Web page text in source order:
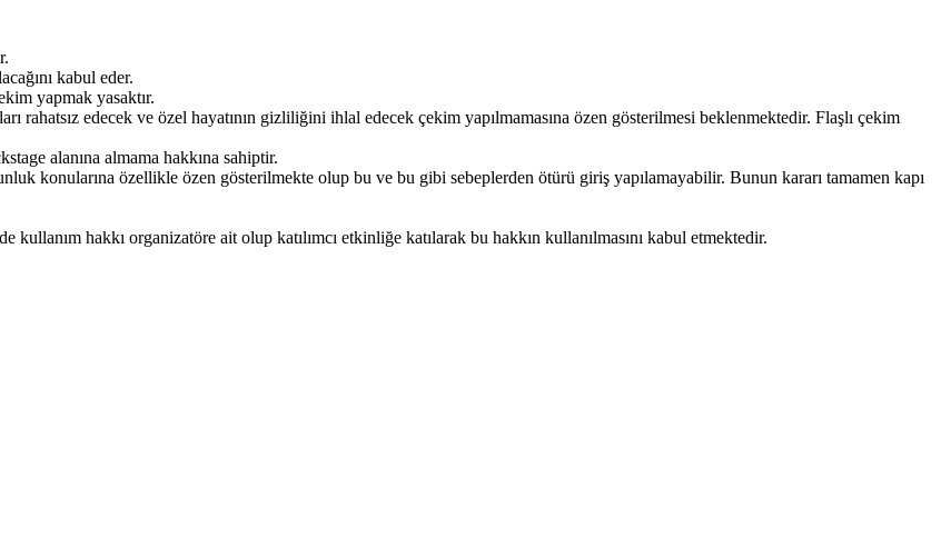
kabul eder.
yapmak yasaktır.
rahatsız edecek ve özel hayatının gizliliğini ihlal edecek çekim yapılmamasına özen gösterilmesi beklenmektedir. Flaşlı çekim
alanına almama hakkına sahiptir.
konularına özellikle özen gösterilmekte olup bu ve bu gibi sebeplerden ötürü giriş yapılamayabilir. Bunun kararı tamamen kapı
hakkı organizatöre ait olup katılımcı etkinliğe katılarak bu hakkın kullanılmasını kabul etmektedir.